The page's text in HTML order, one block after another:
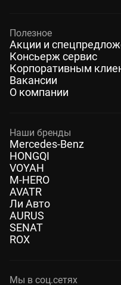
Полезное
Акции и
Консьерж сервис
Корпоративным
Вакансии
О компании
Наши бренды
Mercedes-Benz
HONGQI
VOYAH
M-HERO
AVATR
Ли Авто
AURUS
SENAT
ROX
Мы в соц.сетях